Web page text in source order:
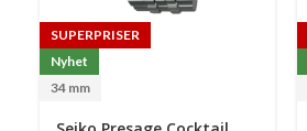
SUPERPRISER
Nyhet
34 mm